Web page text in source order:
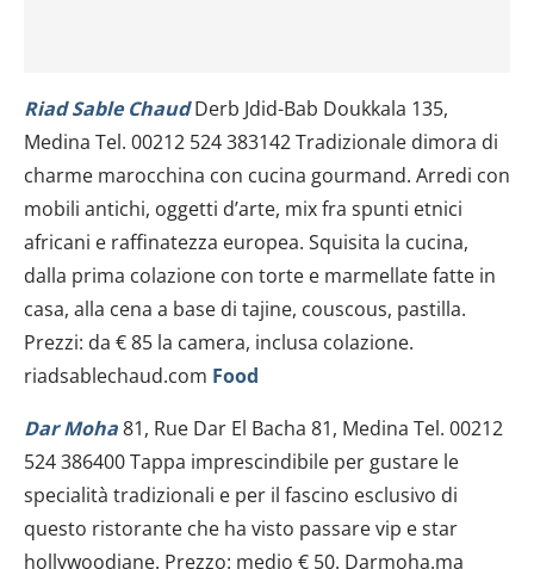
Riad Sable ChaudDerb Jdid-Bab Doukkala 135,
Medina Tel. 00212 524 383142 Tradizionale dimora di
charme marocchina con cucina gourmand. Arredi con
mobili antichi, oggetti d’arte, mix fra spunti etnici
africani e raffinatezza europea. Squisita la cucina,
dalla prima colazione con torte e marmellate fatte in
casa, alla cena a base di tajine, couscous, pastilla.
Prezzi: da € 85 la camera, inclusa colazione.
riadsablechaud.com Food
Dar Moha81, Rue Dar El Bacha 81, Medina Tel. 00212
524 386400 Tappa imprescindibile per gustare le
specialità tradizionali e per il fascino esclusivo di
questo ristorante che ha visto passare vip e star
hollywoodiane. Prezzo: medio € 50. Darmoha.ma